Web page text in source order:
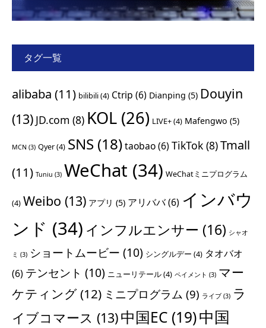
タグ一覧
alibaba (11) bilibili(4) Ctrip (6) Dianping (5) Douyin
(13) JD.com (8) KOL (26) LIVE+(4) Mafengwo (5)
MCN (3) Qyer(4) SNS (18)taobao(6) TikTok (8)Tmall
(11) Tuniu (3) WeChat (34) WeChatミニプログラム
(4) Weibo (13) アプリ (5) アリババ(6) インバウ
ンド (34) インフルエンサー (16) シャオ
ミ (3) ショートムービー (10) シングルデー (4) タオバオ
(6) テンセント (10) ニューリテール(4) ペイメント (3) マー
ケティング(12) ミニプログラム (9) ライブ (3) ラ
イブコマース (13)中国EC (19)中国